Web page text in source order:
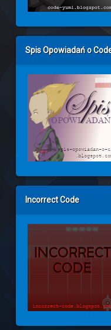
Spis Opowiadań o
Incorrect Code